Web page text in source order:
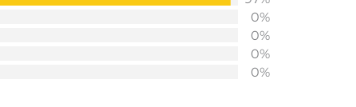
0%
0%
0%
0%